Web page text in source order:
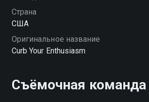
Страна
США
Оригинальное название
Curb Your Enthusiasm
Съёмочная команда